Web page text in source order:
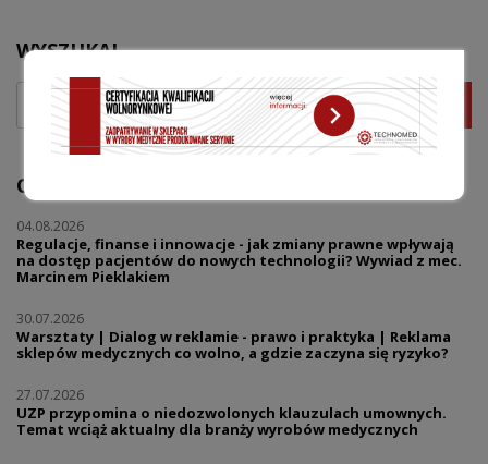
WYSZUKAJ
OSTATNIE WPISY
04.08.2026
Regulacje, finanse i innowacje - jak zmiany prawne wpływają
na dostęp pacjentów do nowych technologii? Wywiad z mec.
Marcinem Pieklakiem
30.07.2026
Warsztaty | Dialog w reklamie - prawo i praktyka | Reklama
sklepów medycznych co wolno, a gdzie zaczyna się ryzyko?
27.07.2026
UZP przypomina o niedozwolonych klauzulach umownych.
Temat wciąż aktualny dla branży wyrobów medycznych